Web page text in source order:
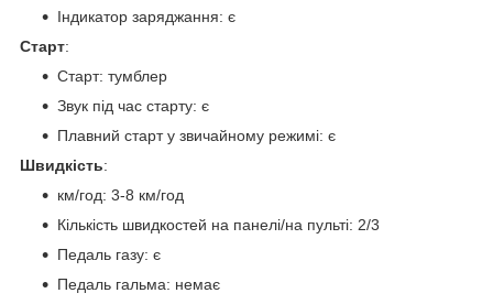
Індикатор заряджання: є
Старт:
Старт: тумблер
Звук під час старту: є
Плавний старт у звичайному режимі: є
Швидкість:
км/год: 3-8 км/год
Кількість швидкостей на панелі/на пульті: 2/3
Педаль газу: є
Педаль гальма: немає